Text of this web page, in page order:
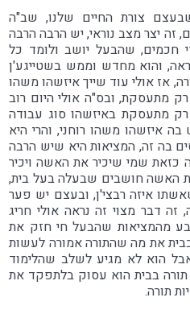
צורת החיים שלנו, שב"ה
זה יצר מצב נוראי, יש הרבה הרבה
חכמים, שהבעל יושב ולומד כל
והוא מחדש וממש בשטייגע'ן
אז אולי עוד שייך איזשהו משהו
מתעסקת, ובס"ה אולי היום רוב
מתעסקת באיזשהו סוג עבודה
איזשהו משהו רוחני, והרי היא
בה זה, המציאות היא שיש הרבה
כזאת שמי שיכיר את האשה ויכיר
האשה חושבים שבעלה בעל בית,
איזה רבצי'ן, ובעצם יש פער
דבר מצוי זה נראה אולי חריג
מהמציאות שהבעל חי חזק את
בבית את מה שהתורה אמורה לעשות
הוא לא מגיע לשלב שהלימוד
תורה בבית הוא עסוק בלתפקד את
תורה.